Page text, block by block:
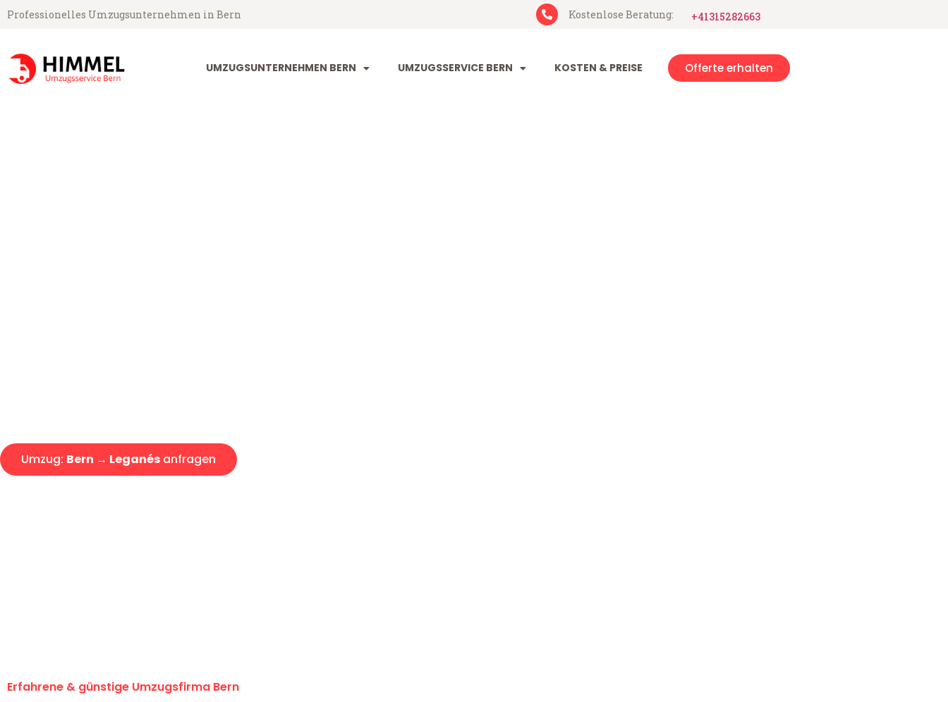
Professionelles Umzugsunternehmen in Bern Kostenlose Beratung: +41315282663
UMZUGSUNTERNEHMEN BERN UMZUGSSERVICE BERN KOSTEN & PREISE Offerte erhalten
Umzug: Bern → Leganés anfragen
Erfahrene & günstige Umzugsfirma Bern